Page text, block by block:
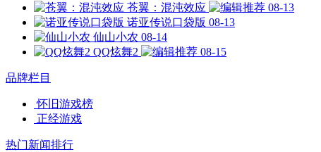
苍翼：混沌效应
08-13
诺亚传说口袋版 08-13
仙山小农 08-14
QQ炫舞2
08-15
品牌栏目
怀旧游戏榜
正经游戏
热门新闻排行